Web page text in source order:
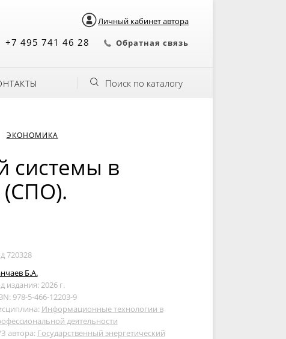
Личный кабинет автора
+7 495 741 46 28 Обратная связь
Поиск по каталогу
ЭКОНОМИКА
системы в
(СПО).
720328
Б.А.
издания: 2026 г.
978-5-466-12203-9
Информационные технологии в
деятельности
автора: Государственный энергетический